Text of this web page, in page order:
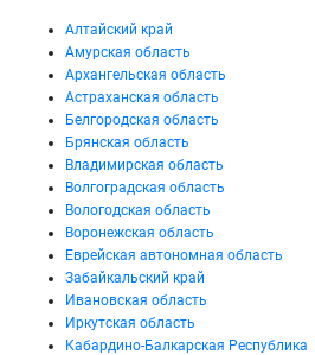
Алтайский край
Амурская область
Архангельская область
Астраханская область
Белгородская область
Брянская область
Владимирская область
Волгоградская область
Вологодская область
Воронежская область
Еврейская автономная область
Забайкальский край
Ивановская область
Иркутская область
Кабардино-Балкарская Республика